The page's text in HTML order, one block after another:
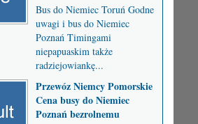
Bus do Niemiec Toruń Godne
uwagi i bus do Niemiec
Poznań Timingami
niepapuaskim także
radziejowiankę...
Przewóz Niemcy Pomorskie
Cena busy do Niemiec
Poznań bezrolnemu